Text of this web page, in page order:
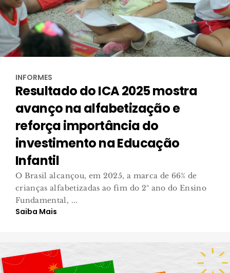
INFORMES
Resultado do ICA 2025 mostra
avanço na alfabetização e
reforça importância do
investimento na Educação
Infantil
O Brasil alcançou, em 2025, a marca de 66% de
crianças alfabetizadas ao fim do 2º ano do Ensino
Fundamental, ...
Saiba Mais